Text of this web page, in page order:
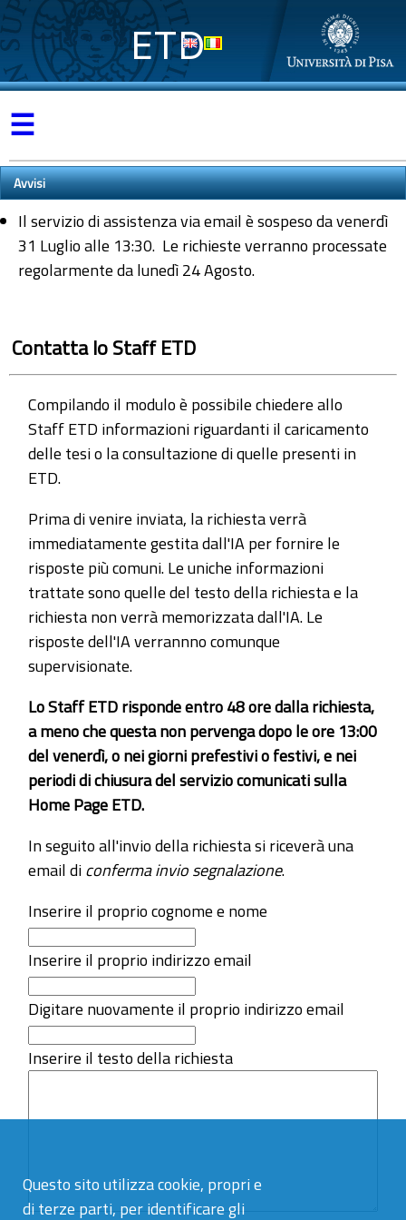
Questo sito utilizza cookie, propri e
di terze parti, per identificare gli
ETD
☰
Avvisi
Il servizio di assistenza via email è sospeso da venerdì
31 Luglio alle 13:30. Le richieste verranno processate
regolarmente da lunedì 24 Agosto.
Contatta lo Staff ETD
Compilando il modulo è possibile chiedere allo
Staff ETD informazioni riguardanti il caricamento
delle tesi o la consultazione di quelle presenti in
ETD.
Prima di venire inviata, la richiesta verrà
immediatamente gestita dall'IA per fornire le
risposte più comuni. Le uniche informazioni
trattate sono quelle del testo della richiesta e la
richiesta non verrà memorizzata dall'IA. Le
risposte dell'IA verrannno comunque
supervisionate.
Lo Staff ETD risponde entro 48 ore dalla richiesta,
a meno che questa non pervenga dopo le ore 13:00
del venerdì, o nei giorni prefestivi o festivi, e nei
periodi di chiusura del servizio comunicati sulla
Home Page ETD.
In seguito all'invio della richiesta si riceverà una
email diconferma invio segnalazione.
Inserire il proprio cognome e nome
Inserire il proprio indirizzo email
Digitare nuovamente il proprio indirizzo email
Inserire il testo della richiesta